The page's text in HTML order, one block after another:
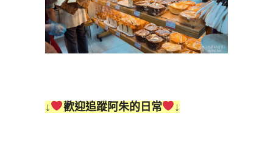
↓ 歡迎追蹤阿朱的日常 ↓